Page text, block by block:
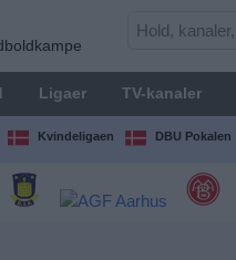
Ligaer TV-kanaler
Kvindeligaen DBU Pokalen